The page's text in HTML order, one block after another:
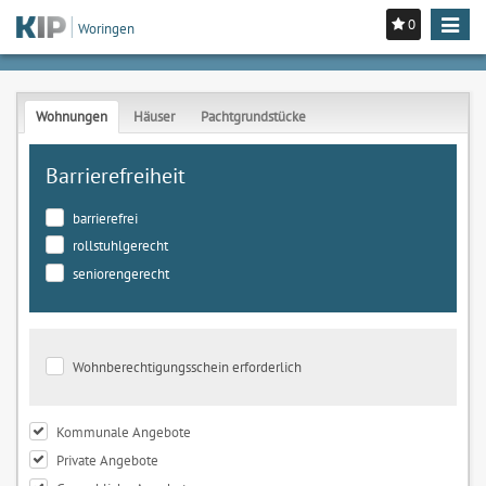
0
Toggle
Woringen
Wohnungen Häuser Pachtgrundstücke
Barrierefreiheit
barrierefrei
rollstuhlgerecht
seniorengerecht
Wohnberechtigungsschein erforderlich
Kommunale Angebote
Private Angebote